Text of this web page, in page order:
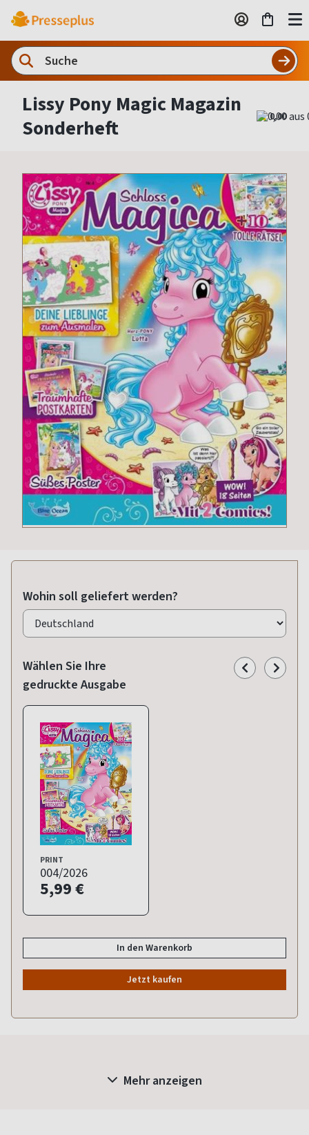
Lissy Pony Magic Magazin
Sonderheft
0,00
Wohin soll geliefert werden?
Wählen Sie Ihre
gedruckte Ausgabe
PRINT
004/2026
5,99 €
In den Warenkorb
Jetzt kaufen
Mehr anzeigen